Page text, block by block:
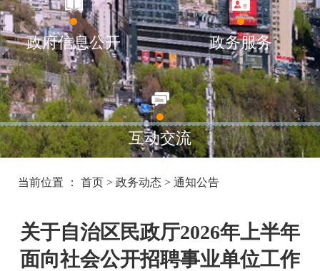
政府信息公开 政务服务
互动交流
当前位置 ： 首页 > 政务动态 > 通知公告
关于自治区民政厅2026年上半年
面向社会公开招聘事业单位工作